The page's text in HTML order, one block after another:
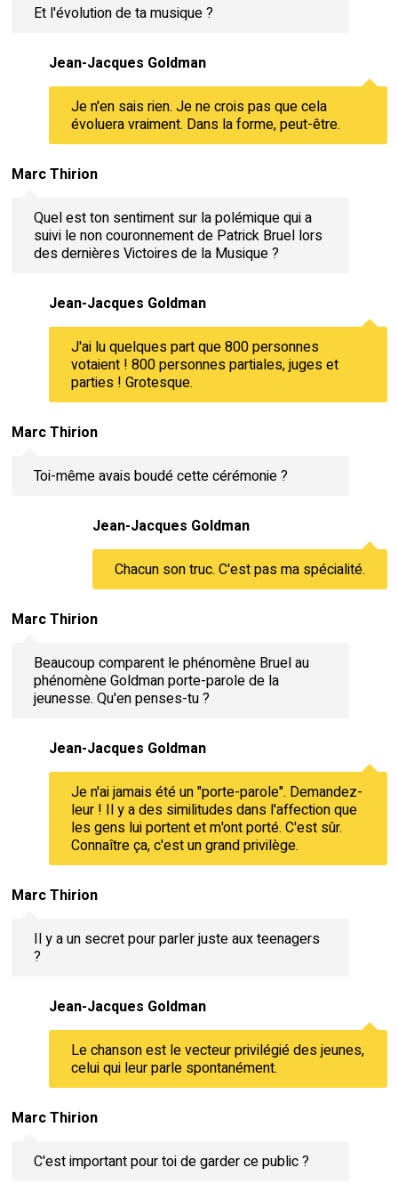
Et l'évolution de ta musique ?
Jean-Jacques Goldman
Je n'en sais rien. Je ne crois pas que cela
évoluera vraiment. Dans la forme, peut-être.
Marc Thirion
Quel est ton sentiment sur la polémique qui a
suivi le non couronnement de Patrick Bruel lors
des dernières Victoires de la Musique ?
Jean-Jacques Goldman
J'ai lu quelques part que 800 personnes
votaient ! 800 personnes partiales, juges et
parties ! Grotesque.
Marc Thirion
Toi-même avais boudé cette cérémonie ?
Jean-Jacques Goldman
Chacun son truc. C'est pas ma spécialité.
Marc Thirion
Beaucoup comparent le phénomène Bruel au
phénomène Goldman porte-parole de la
jeunesse. Qu'en penses-tu ?
Jean-Jacques Goldman
Je n'ai jamais été un "porte-parole". Demandez-
leur ! Il y a des similitudes dans l'affection que
les gens lui portent et m'ont porté. C'est sûr.
Connaître ça, c'est un grand privilège.
Marc Thirion
Il y a un secret pour parler juste aux teenagers
?
Jean-Jacques Goldman
Le chanson est le vecteur privilégié des jeunes,
celui qui leur parle spontanément.
Marc Thirion
C'est important pour toi de garder ce public ?